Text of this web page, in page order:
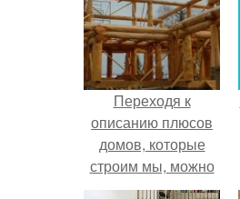
Переходя к
описанию плюсов
домов, которые
строим мы, можно
сказать следующее: